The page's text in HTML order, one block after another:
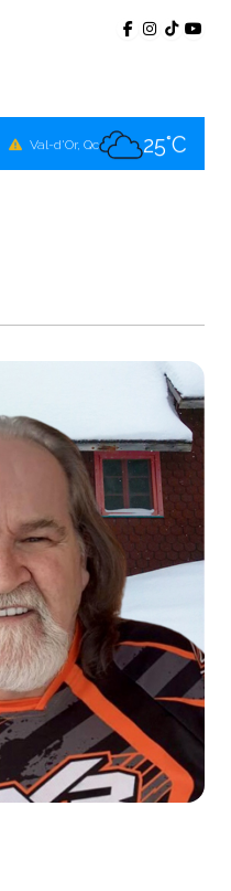
Val-d'Or, Qc 25°C